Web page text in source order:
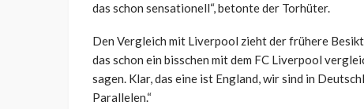
das schon sensationell“, betonte der Torhüter.
Den Vergleich mit Liverpool zieht der frühere
das schon ein bisschen mit dem FC Liverpool
sagen. Klar, das eine ist England, wir sind in
Parallelen.“